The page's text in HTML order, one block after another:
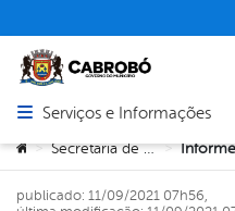
Abrir menu principal de
Serviços e Informações
Você está aqui:
> Secretaria de Saúde >
publicado: 11/09/2021 07h56,